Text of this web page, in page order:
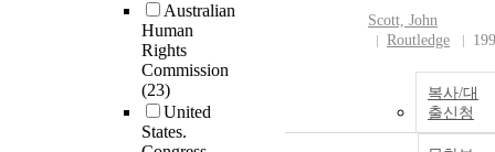
Australian
Human
Rights
Commission
(23)
United
States.
Scott, John
Routledge
복사/대
출신청